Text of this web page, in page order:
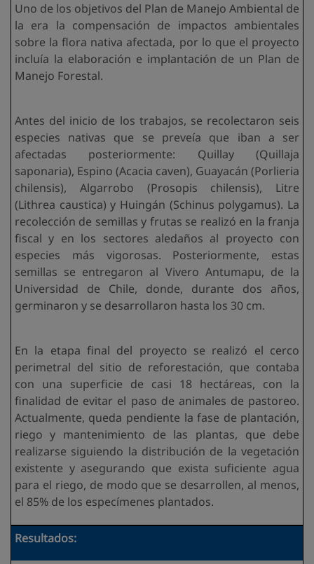
Uno de los objetivos del Plan de Manejo Ambiental de
la era la compensación de impactos ambientales
sobre la flora nativa afectada, por lo que el proyecto
incluía la elaboración e implantación de un Plan de
Manejo Forestal.
Antes del inicio de los trabajos, se recolectaron seis
especies nativas que se preveía que iban a ser
afectadas posteriormente: Quillay (Quillaja
saponaria), Espino (Acacia caven), Guayacán (Porlieria
chilensis), Algarrobo (Prosopis chilensis), Litre
(Lithrea caustica) y Huingán (Schinus polygamus). La
recolección de semillas y frutas se realizó en la franja
fiscal y en los sectores aledaños al proyecto con
especies más vigorosas. Posteriormente, estas
semillas se entregaron al Vivero Antumapu, de la
Universidad de Chile, donde, durante dos años,
germinaron y se desarrollaron hasta los 30 cm.
En la etapa final del proyecto se realizó el cerco
perimetral del sitio de reforestación, que contaba
con una superficie de casi 18 hectáreas, con la
finalidad de evitar el paso de animales de pastoreo.
Actualmente, queda pendiente la fase de plantación,
riego y mantenimiento de las plantas, que debe
realizarse siguiendo la distribución de la vegetación
existente y asegurando que exista suficiente agua
para el riego, de modo que se desarrollen, al menos,
el 85% de los especímenes plantados.
Resultados: